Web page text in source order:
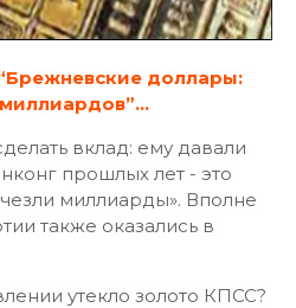
доллары:
вклад: ему давали
прошлых лет - это
миллиарды». Вполне
также оказались в
утекло золото КПСС?